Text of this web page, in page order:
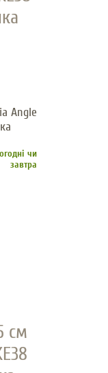
Angle
чи
завтра